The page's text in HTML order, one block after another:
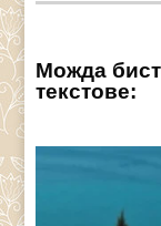
Можда
текстове: